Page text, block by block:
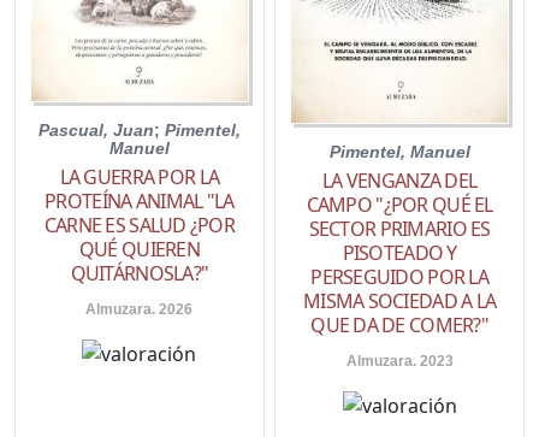
Pascual, Juan; Pimentel,
Manuel
LA GUERRA POR LA
PROTEÍNA ANIMAL "LA
CARNE ES SALUD ¿POR
QUÉ QUIEREN
QUITÁRNOSLA?"
Almuzara. 2026
Pimentel, Manuel
LA VENGANZA DEL
CAMPO "¿POR QUÉ EL
SECTOR PRIMARIO ES
PISOTEADO Y
PERSEGUIDO POR LA
MISMA SOCIEDAD A LA
QUE DA DE COMER?"
Almuzara. 2023